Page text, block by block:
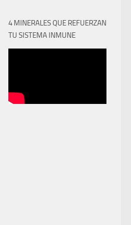
4 MINERALES QUE REFUERZAN
TU SISTEMA INMUNE